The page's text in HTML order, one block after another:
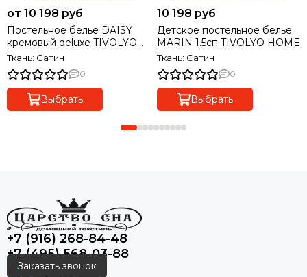
от 10 198 руб
Постельное белье DAISY
кремовый deluxe TIVOLYO
HOME Турция
Ткань: Сатин
0
Выбрать
10 198 руб
Детское постельное белье
MARIN 1.5сп TIVOLYO HOME
Ткань: Сатин
0
Выбрать
+7 (916) 268-84-48
+7 (495) 568-03-88
Заказать звонок